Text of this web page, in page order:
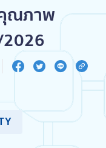
ณภาพ